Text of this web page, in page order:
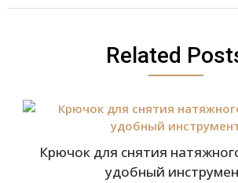
Related
Крючок для снятия
удобный